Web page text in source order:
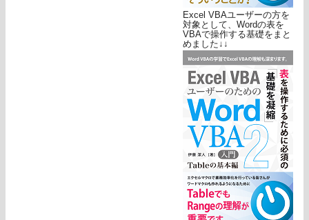
Excel VBAユーザーの方を
対象として、Wordの表を
VBAで操作する基礎をまと
めました↓↓